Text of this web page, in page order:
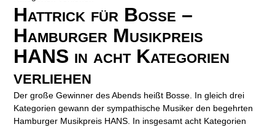
Hattrick für Bosse –
Hamburger Musikpreis
HANS in acht Kategorien
verliehen
Der große Gewinner des Abends heißt Bosse. In gleich drei
Kategorien gewann der sympathische Musiker den begehrten
Hamburger Musikpreis HANS. In insgesamt acht Kategorien